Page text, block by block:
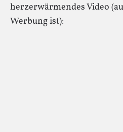
herzerwärmendes Video
Werbung ist):